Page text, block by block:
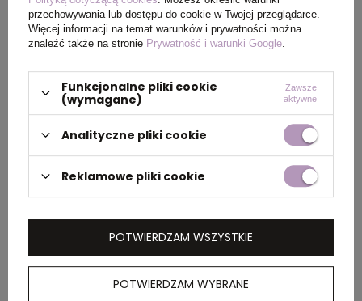
PAKOWANIE
Wymiary
kartonu
zewnętrznego
44 x 32 x 17 cm
Waga
5 kg
OPIS
przechowywania lub dostępu do cookie w Twojej przeglądarce.
Więcej informacji na temat warunków i prywatności można
znaleźć także na stronie Prywatność i warunki Google
Funkcjonalne pliki cookie
(wymagane)
Zawsze
aktywne
Analityczne pliki cookie
Reklamowe pliki cookie
POTWIERDZAM WYBRANE
POTWIERDZAM WSZYSTKIE